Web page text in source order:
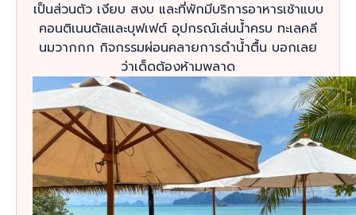
เป็นส่วนตัว เงียบ สงบ และที่พักมีบริการอาหารเช้าแบบ
คอนติเนนตัลและบุฟเฟต์ อุปกรณ์เล่นน้ำครบ ทะเลคลี
นมวากกก กิจกรรมผ่อนคลายการดำน้ำตื้น บอกเลย
ว่าเด็ดต้องห้ามพลาด